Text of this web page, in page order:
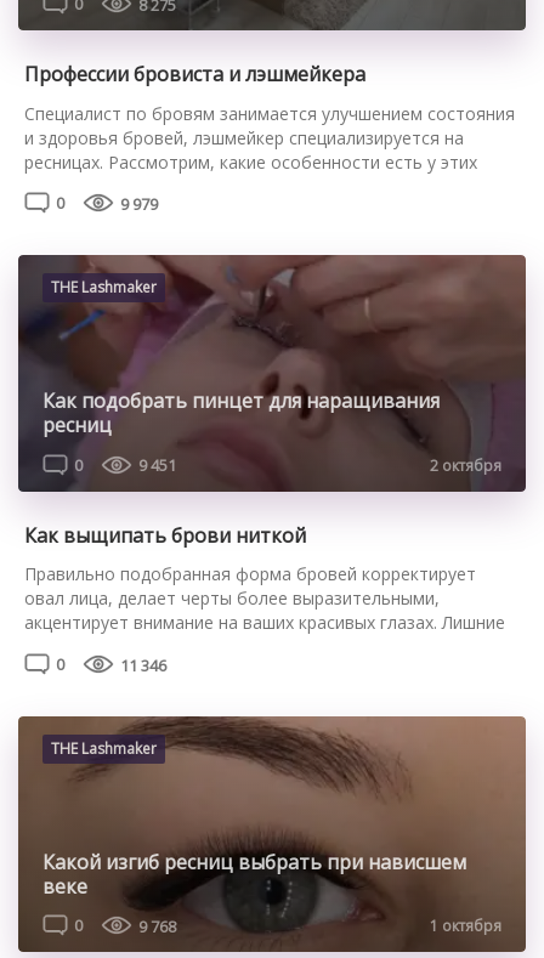
8 275
Профессии бровиста и лэшмейкера
Специалист по бровям занимается улучшением состояния
и здоровья бровей, лэшмейкер специализируется на
ресницах. Рассмотрим, какие особенности есть у этих
мастера. Особенности профессии мастера по бровям
школе визажа. Можно перейти в профессию из смежной
деятельности (косметолог, визажист) или освоить ее с […]
0 9 979
THE Lashmaker
Как подобрать пинцет для наращивания
ресниц
0 9 451 2 октября
Как выщипать брови ниткой
Правильно подобранная форма бровей корректирует
овал лица, делает черты более выразительными,
акцентирует внимание на ваших красивых глазах. Лишние
изменились. Если вы не любите пользоваться пинцетом,
условиях. Это достаточно простая техника, освоить
которую сможет каждая. Главное, следовать пошаговой
инструкции и обратить внимание […]
0 11 346
THE Lashmaker
Какой изгиб ресниц выбрать при нависшем
веке
0 9 768 1 октября